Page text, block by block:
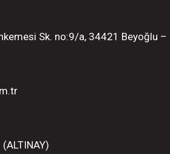
Sk. no:9/a, 34421 Beyoğlu –